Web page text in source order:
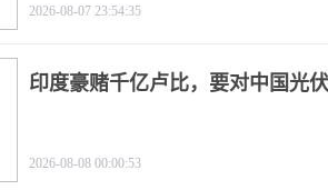
2026-08-07 23:54:35
印度豪赌千亿卢比，要对中国光伏
2026-08-08 00:00:53